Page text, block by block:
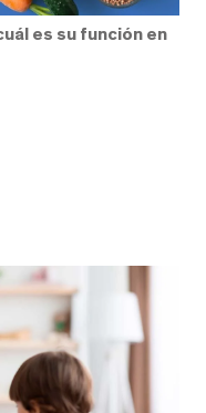
es su función en